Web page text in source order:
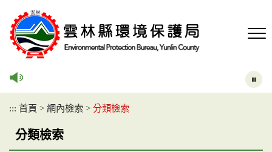
::: 首頁 > 網內檢索 > 分類檢索
分類檢索